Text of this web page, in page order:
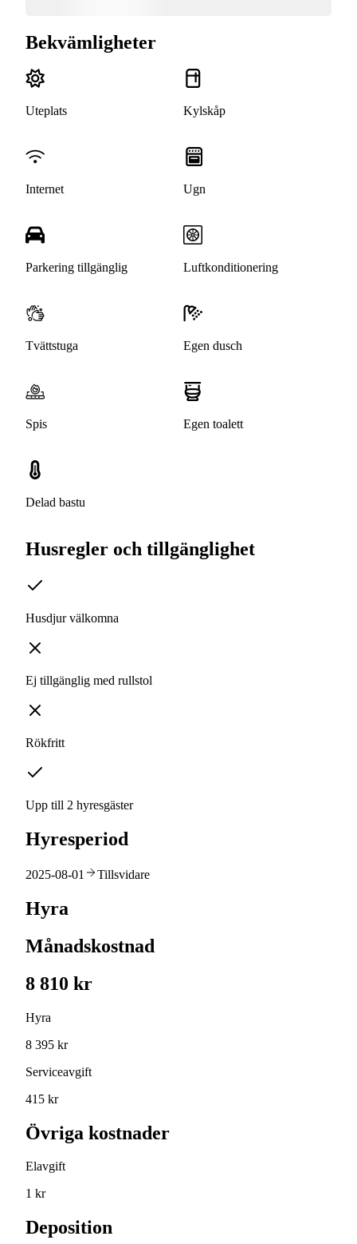
Bekvämligheter
Uteplats Kylskåp
Internet Ugn
Parkering tillgänglig Luftkonditionering
Tvättstuga Egen dusch
Spis Egen toalett
Delad bastu
Husregler och tillgänglighet
Husdjur välkomna
Ej tillgänglig med rullstol
Rökfritt
Upp till 2 hyresgäster
Hyresperiod
2025-08-01 Tillsvidare
Hyra
Månadskostnad
8 810 kr
Hyra
8 395 kr
Serviceavgift
415 kr
Övriga kostnader
Elavgift
1 kr
Deposition